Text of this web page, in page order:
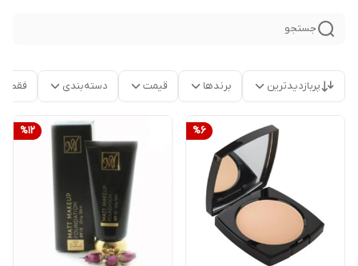
جستجو
پربازدیدترین برندها قیمت دسته‌بندی فقط
%6
%12